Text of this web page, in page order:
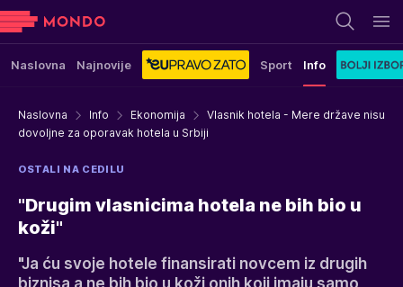
Naslovna Najnovije Sport Info
Naslovna Info Ekonomija
Vlasnik hotela - Mere države nisu
dovoljne za oporavak hotela u Srbiji
OSTALI NA CEDILU
"Drugim vlasnicima hotela ne bih bio u
koži"
"Ja ću svoje hotele finansirati novcem iz drugih
biznisa a ne bih bio u koži onih koji imaju samo